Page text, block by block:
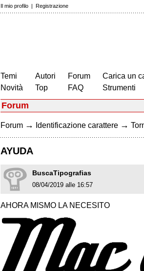
Il mio profilo | Registrazione
Temi
Novità
Autori
Top
Forum
FAQ
Carica un
Strumenti
Forum
Forum → Identificazione carattere →
AYUDA
BuscaTipografias
08/04/2019 alle 16:57
AHORA MISMO LA NECESITO